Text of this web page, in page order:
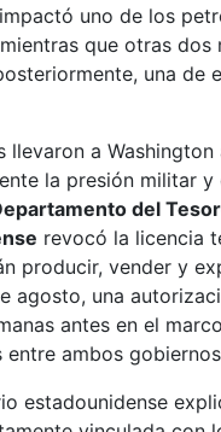
uno de los
que otras dos
una de
llevaron a
la presión militar
del
revocó la licencia
producir, vender y
agosto, una
antes en el
ambos
estadounidense